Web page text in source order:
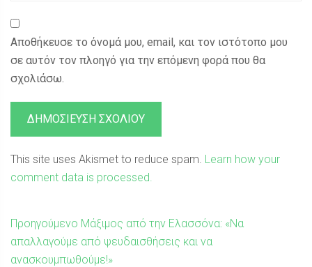
Αποθήκευσε το όνομά μου, email, και τον ιστότοπο μου
σε αυτόν τον πλοηγό για την επόμενη φορά που θα
σχολιάσω.
This site uses Akismet to reduce spam. Learn how your
comment data is processed.
Πλοήγηση
άρθρων
Προηγούμενο Προηγούμενη
δημοσίευση:
Μάξιμος από την Ελασσόνα: «Να
απαλλαγούμε από ψευδαισθήσεις και να
ανασκουμπωθούμε!»